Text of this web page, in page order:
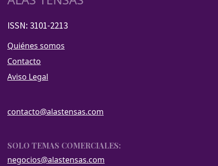
ISSN: 3101-2213
Quiénes somos
Contacto
Aviso Legal
contacto@alastensas.com
SOLO TEMAS COMERCIALES:
negocios@alastensas.com